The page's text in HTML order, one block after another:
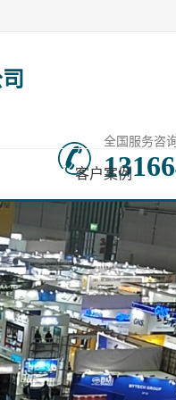
全国服务咨
客户案例